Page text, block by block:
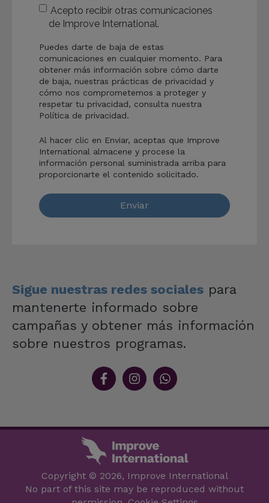
Acepto recibir otras comunicaciones
de Improve International.
Puedes darte de baja de estas
comunicaciones en cualquier momento. Para
obtener más información sobre cómo darte
de baja, nuestras prácticas de privacidad y
cómo nos comprometemos a proteger y
respetar tu privacidad, consulta nuestra
Política de privacidad.
Al hacer clic en Enviar, aceptas que Improve
International almacene y procese la
información personal suministrada arriba para
proporcionarte el contenido solicitado.
Sigue nuestras redes sociales para
mantenerte informado sobre
campañas y obtener más información
sobre nuestros programas.
Copyright © 2026, Improve International
No part of this site may be reproduced without